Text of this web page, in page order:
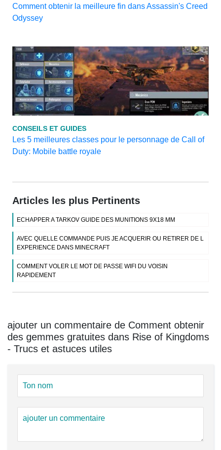
Comment obtenir la meilleure fin dans Assassin's Creed
Odyssey
CONSEILS ET GUIDES
Les 5 meilleures classes pour le personnage de Call of
Duty: Mobile battle royale
Articles les plus Pertinents
ECHAPPER A TARKOV GUIDE DES MUNITIONS 9X18 MM
AVEC QUELLE COMMANDE PUIS JE ACQUERIR OU RETIRER DE L
EXPERIENCE DANS MINECRAFT
COMMENT VOLER LE MOT DE PASSE WIFI DU VOISIN
RAPIDEMENT
ajouter un commentaire de Comment obtenir
des gemmes gratuites dans Rise of Kingdoms
- Trucs et astuces utiles